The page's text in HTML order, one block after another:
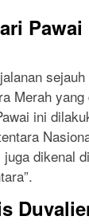
Merah
ini
dikenal